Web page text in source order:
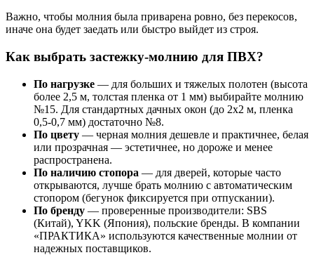
Важно, чтобы молния была приварена ровно, без перекосов,
иначе она будет заедать или быстро выйдет из строя.
Как выбрать застежку-молнию для ПВХ?
По нагрузке — для больших и тяжелых полотен (высота
более 2,5 м, толстая пленка от 1 мм) выбирайте молнию
№15. Для стандартных дачных окон (до 2х2 м, пленка
0,5-0,7 мм) достаточно №8.
По цвету — черная молния дешевле и практичнее, белая
или прозрачная — эстетичнее, но дороже и менее
распространена.
По наличию стопора — для дверей, которые часто
открываются, лучше брать молнию с автоматическим
стопором (бегунок фиксируется при отпускании).
По бренду — проверенные производители: SBS
(Китай), YKK (Япония), польские бренды. В компании
«ПРАКТИКА» используются качественные молнии от
надежных поставщиков.